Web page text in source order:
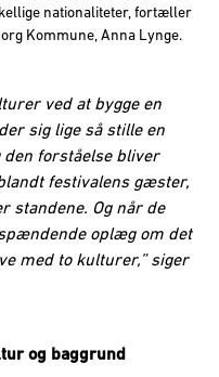
nationaliteter, fortæller
Kommune, Anna Lynge.
ved at bygge en
sig lige så stille en
den forståelse bliver
festivalens gæster,
standene. Og når de
oplæg om det
med to kulturer,” siger
og baggrund